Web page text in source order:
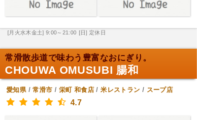
[月火水木金土] 9:00～21:00 [日] 定休日
常滑散歩道で味わう豊富なおにぎり。
CHOUWA OMUSUBI 腸和
愛知県/常滑市 / 栄町 和食店 /米レストラン / スープ店
4.7